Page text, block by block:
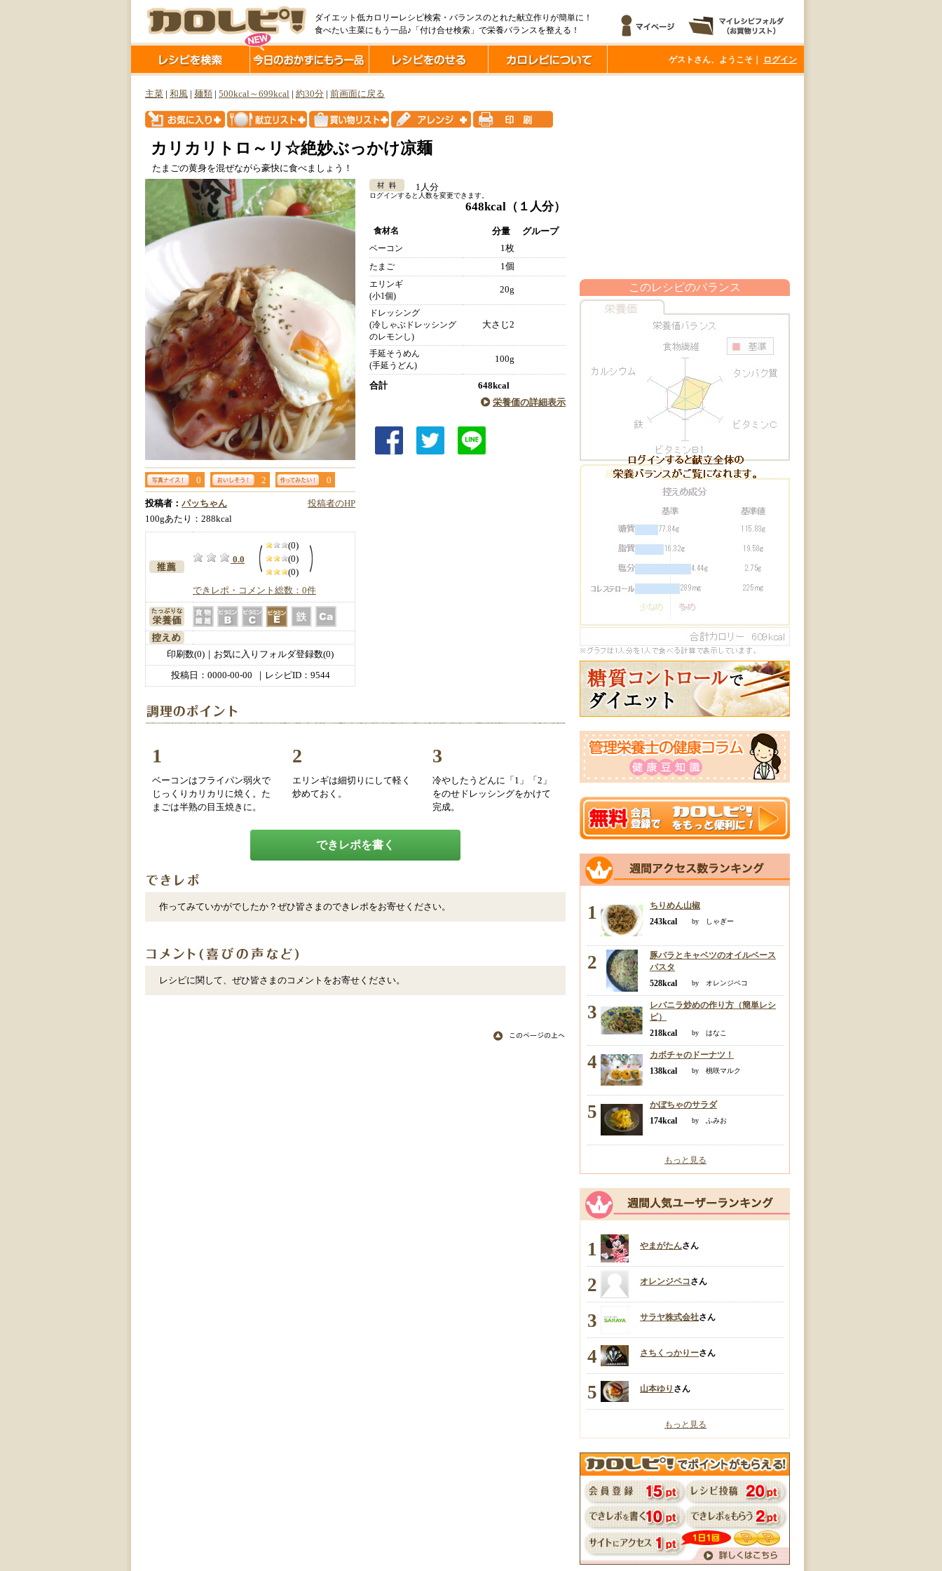
ダイエット低カロリーレシピ検索・バランスのとれた献立作りが簡単に！
食べたい主菜にもう一品♪「付け合せ検索」で栄養バランスを整える！
ゲストさん、ようこそ｜ ログイン
主菜 和風 麺類 500kcal～699kcal 約30分 前画面に戻る
カリカリトロ～リ☆絶妙ぶっかけ凉麺
たまごの黄身を混ぜながら豪快に食べましょう！
0 2 0
投稿者のHP
投稿者： パッちゃん
100gあたり：288kcal
0.0
(0)
(0)
(0)
できレポ・コメント総数：0件
印刷数(0)｜お気に入りフォルダ登録数(0)
投稿日： 0000-00-00 ｜レシピID：9544
1人分
ログインすると人数を変更できます。
648kcal （１人分）
食材名 分量 グループ
ベーコン 1枚
たまご 1個
エリンギ
(小1個)
20g
ドレッシング
(冷しゃぶドレッシング
のレモンし)
大さじ2
手延そうめん
(手延うどん)
100g
合計
648kcal
栄養価の詳細表示
1
ベーコンはフライパン弱火で
じっくりカリカリに焼く。た
まごは半熟の目玉焼きに。
2
エリンギは細切りにして軽く
炒めておく。
3
冷やしたうどんに「1」「2」
をのせドレッシングをかけて
完成。
できレポを書く
作ってみていかがでしたか？ぜひ皆さまのできレポをお寄せください。
レシピに関して、ぜひ皆さまのコメントをお寄せください。
このレシピのバランス
1
ちりめん山椒
243kcal
by しゃぎー
2
豚バラとキャベツのオイルベース
パスタ
528kcal
by オレンジペコ
3
レバニラ炒めの作り方（簡単レシ
ピ）
218kcal
by はなこ
4
カボチャのドーナツ！
138kcal
by 桃咲マルク
5
かぼちゃのサラダ
174kcal
by ふみお
もっと見る
1 やまがたんさん
2 オレンジペコさん
3 サラヤ株式会社さん
4 さちくっかりーさん
5 山本ゆり さん
もっと見る